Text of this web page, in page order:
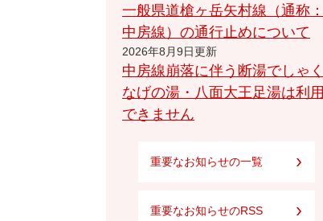
一般県道槍ヶ岳矢村線（通称：
中房線）の通行止めについて
2026年8月9日更新
中房線崩落に伴う断湯でしゃく
なげの湯・八面大王足湯は利用
できません
重要なお知らせの一覧
重要なお知らせのRSS